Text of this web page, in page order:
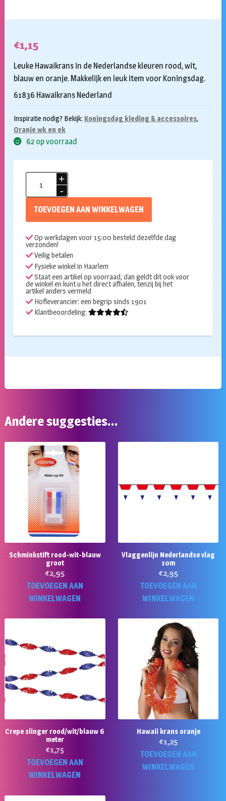
€1,15
Leuke Hawaïkrans in de Nederlandse kleuren rood, wit,
blauw en oranje. Makkelijk en leuk item voor Koningsdag.
61836 Hawaikrans Nederland
Inspiratie nodig? Bekijk: Koningsdag kleding & accessoires,
Oranje wk en ek
62 op voorraad
krans
oranje
aantal
TOEVOEGEN AAN WINKELWAGEN
Op werkdagen voor 15:00 besteld dezelfde dag
verzonden!
Veilig betalen
Fysieke winkel in Haarlem
Staat een artikel op voorraad, dan geldt dit ook voor
de winkel en kunt u het direct afhalen, tenzij bij het
artikel anders vermeld
Hofleverancier: een begrip sinds 1901
Klantbeoordeling:
Andere suggesties…
Schminkstift rood-wit-blauw
groot
€2,95
TOEVOEGEN AAN
WINKELWAGEN
Vlaggenlijn Nederlandse vlag
10m
€2,95
TOEVOEGEN AAN
WINKELWAGEN
Crepe slinger rood/wit/blauw 6
meter
€1,75
TOEVOEGEN AAN
WINKELWAGEN
Hawaii krans oranje
€1,25
TOEVOEGEN AAN
WINKELWAGEN